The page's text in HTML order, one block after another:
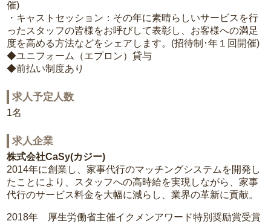
催)
・キャストセッション：その年に素晴らしいサービスを行
ったスタッフの皆様をお呼びして表彰し、お客様への満足
度を高める方法などをシェアします。(招待制･年１回開催)
◆ユニフォーム（エプロン）貸与
◆前払い制度あり
求人予定人数
1名
求人企業
株式会社CaSy(カジー)
2014年に創業し、家事代行のマッチングシステムを開発し
たことにより、スタッフへの高時給を実現しながら、家事
代行のサービス料金を大幅に減らし、業界の革新に貢献。
2018年 厚生労働省主催イクメンアワード特別奨励賞受賞